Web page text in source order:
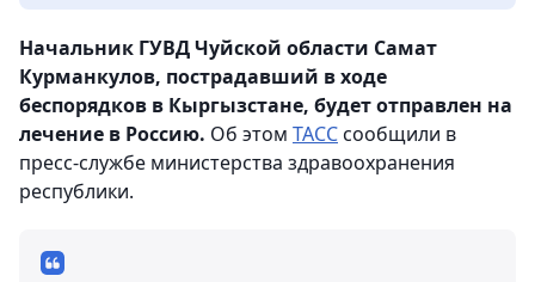
Начальник ГУВД Чуйской области Самат
Курманкулов, пострадавший в ходе
беспорядков в Кыргызстане, будет отправлен на
лечение в Россию. Об этом ТАССсообщили в
пресс-службе министерства здравоохранения
республики.